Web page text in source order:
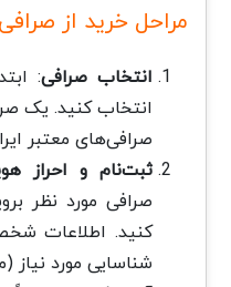
مراحل خرید از
انتخاب صرافی:
انتخاب کنید. یک
صرافی‌های معتبر
ثبت‌نام و احراز
صرافی مورد نظر
کنید. اطلاعات
شناسایی مورد نیاز